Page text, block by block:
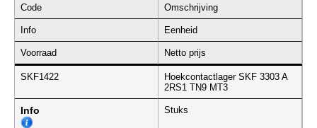
Code Omschrijving
Info Eenheid
Voorraad Netto prijs
SKF1422
Hoekcontactlager SKF 3303 A
2RS1 TN9 MT3
Info Stuks